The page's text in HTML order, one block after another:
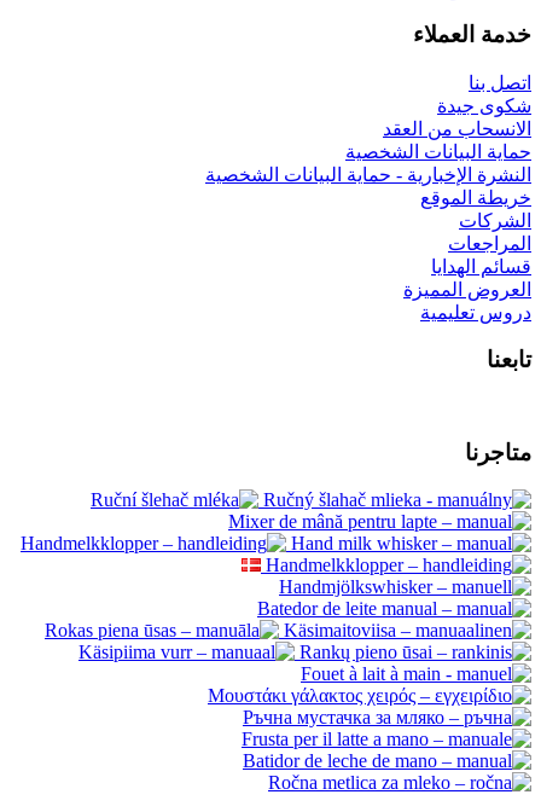
خدمة العملاء
اتصل بنا
شكوى جيدة
الانسحاب من العقد
حماية البيانات الشخصية
النشرة الإخبارية - حماية البيانات الشخصية
خريطة الموقع
الشركات
المراجعات
قسائم الهدايا
العروض المميزة
دروس تعليمية
تابعنا
متاجرنا